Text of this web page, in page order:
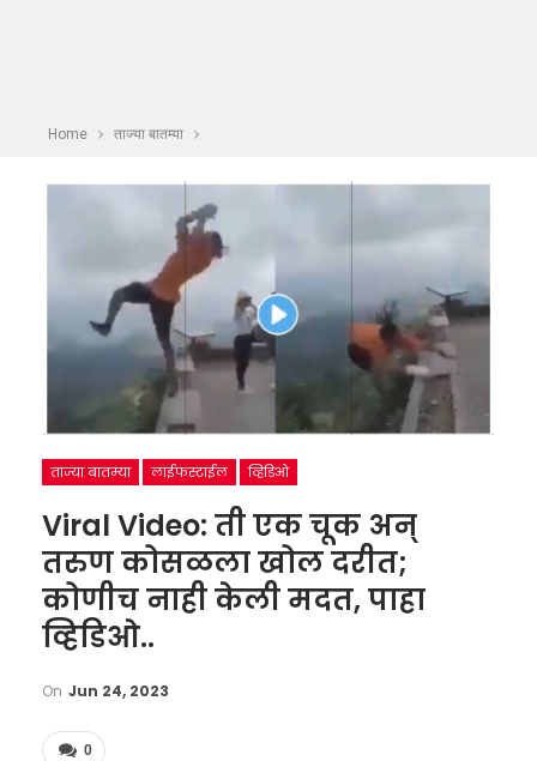
Home ताज्या बातम्या
ताज्या बातम्या लाईफस्टाईल व्हिडिओ
Viral Video: ती एक चूक अन्
तरुण कोसळला खोल दरीत;
कोणीच नाही केली मदत, पाहा
व्हिडिओ..
On Jun 24, 2023
0